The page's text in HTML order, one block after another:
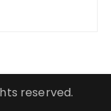
reserved.